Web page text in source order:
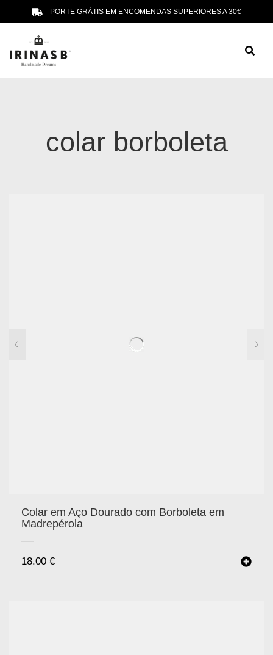
PORTE GRÁTIS EM ENCOMENDAS SUPERIORES A 30€
colar borboleta
Colar em Aço Dourado com Borboleta em
Madrepérola
18.00 €